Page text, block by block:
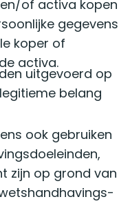
of activa kopen
gegevens
koper of
activa.
uitgevoerd op
belang
ook gebruiken
zijn op grond van